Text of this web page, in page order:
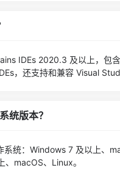
IDEs 2020.3 及以上，包
，还支持和兼容 Visual
统版本？
系统：Windows 7 及以上、
macOS、Linux。